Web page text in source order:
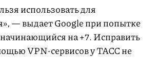
использовать для
— выдает Google при попытке
на +7. Исправить
VPN-сервисов у ТАСС не